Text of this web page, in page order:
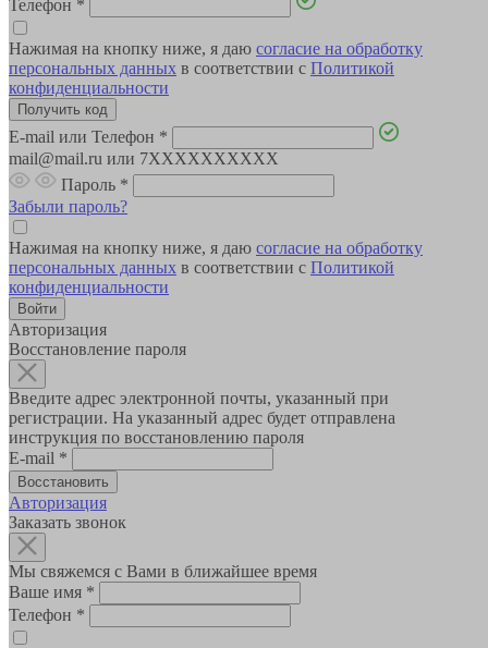
Телефон *
Нажимая на кнопку ниже, я даю согласие на обработку
персональных данных в соответствии с Политикой
конфиденциальности
E-mail или Телефон *
mail@mail.ru или 7XXXXXXXXXX
Пароль *
Забыли пароль?
Нажимая на кнопку ниже, я даю согласие на обработку
персональных данных в соответствии с Политикой
конфиденциальности
Авторизация
Восстановление пароля
Введите адрес электронной почты, указанный при
регистрации. На указанный адрес будет отправлена
инструкция по восстановлению пароля
E-mail *
Авторизация
Заказать звонок
Мы свяжемся с Вами в ближайшее время
Ваше имя *
Телефон *